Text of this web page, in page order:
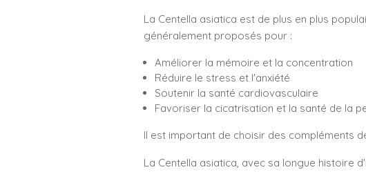
La Centella asiatica est de plus en plus
généralement proposés pour :
Améliorer la mémoire et la concentration
Réduire le stress et l'anxiété
Soutenir la santé cardiovasculaire
Favoriser la cicatrisation et la santé de la
Il est important de choisir des compléments
La Centella asiatica, avec sa longue histoire